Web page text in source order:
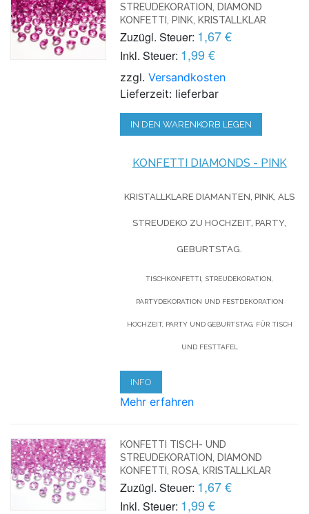
STREUDEKORATION, DIAMOND
KONFETTI, PINK, KRISTALLKLAR
Zuzügl. Steuer: 1,67 €
Inkl. Steuer: 1,99 €
zzgl.Versandkosten
Lieferzeit: lieferbar
IN DEN WARENKORB LEGEN
KONFETTI DIAMONDS - PINK
KRISTALLKLARE DIAMANTEN, PINK, ALS
STREUDEKO ZU HOCHZEIT, PARTY,
GEBURTSTAG.
TISCHKONFETTI, STREUDEKORATION,
PARTYDEKORATION UND FESTDEKORATION
HOCHZEIT, PARTY UND GEBURTSTAG, FÜR TISCH
UND FESTTAFEL
INFO
Mehr erfahren
KONFETTI TISCH- UND
STREUDEKORATION, DIAMOND
KONFETTI, ROSA, KRISTALLKLAR
Zuzügl. Steuer: 1,67 €
Inkl. Steuer: 1,99 €